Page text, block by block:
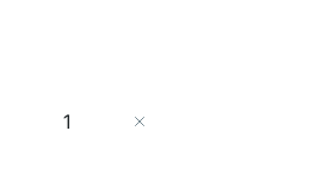
Menge